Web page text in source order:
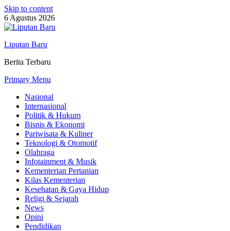
Skip to content
6 Agustus 2026
Liputan Baru
Berita Terbaru
Primary Menu
Nasional
Internasional
Politik & Hukum
Bisnis & Ekonomi
Pariwisata & Kuliner
Teknologi & Otomotif
Olahraga
Infotainment & Musik
Kementerian Pertanian
Kilas Kementerian
Kesehatan & Gaya Hidup
Religi & Sejarah
News
Opini
Pendidikan